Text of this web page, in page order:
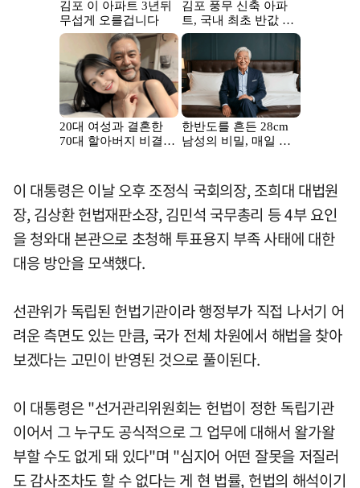
이 대통령은 이날 오후 조정식 국회의장, 조희대 대법원
장, 김상환 헌법재판소장, 김민석 국무총리 등 4부 요인
을 청와대 본관으로 초청해 투표용지 부족 사태에 대한
대응 방안을 모색했다.
선관위가 독립된 헌법기관이라 행정부가 직접 나서기 어
려운 측면도 있는 만큼, 국가 전체 차원에서 해법을 찾아
보겠다는 고민이 반영된 것으로 풀이된다.
이 대통령은 "선거관리위원회는 헌법이 정한 독립기관
이어서 그 누구도 공식적으로 그 업무에 대해서 왈가왈
부할 수도 없게 돼 있다"며 "심지어 어떤 잘못을 저질러
도 감사조차도 할 수 없다는 게 현 법률, 헌법의 해석이기